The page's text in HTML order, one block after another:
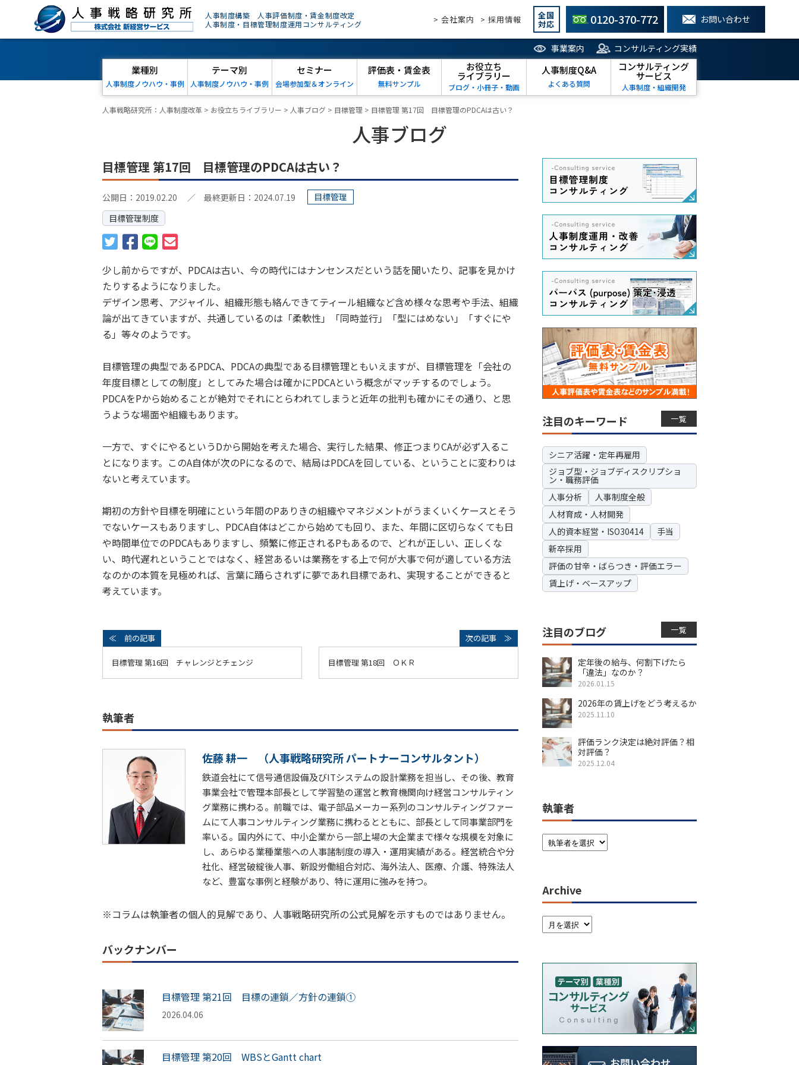
人事制度構築 人事評価制度・賃金制度改定
人事制度・目標管理制度運用コンサルティング
> 会社案内 > 採用情報 全国
対応 0120-370-772 お問い合わせ
事業案内 コンサルティング実績
業種別
人事制度ノウハウ・事例
テーマ別
人事制度ノウハウ・事例
セミナー
会場参加型＆オンライン
評価表・賃金表
無料サンプル
お役立ち
ライブラリー
ブログ・小冊子・動画
人事制度Q&A
よくある質問
コンサルティング
サービス
人事制度・組織開発
人事戦略研究所：人事制度改革 > お役立ちライブラリー > 人事ブログ > 目標管理 > 目標管理 第17回 目標管理のPDCAは古い？
人事ブログ
目標管理 第17回 目標管理のPDCAは古い？
公開日：2019.02.20 ／ 最終更新日：2024.07.19
目標管理
目標管理制度
少し前からですが、PDCAは古い、今の時代にはナンセンスだという話を聞いたり、記事を見かけ
たりするようになりました。
デザイン思考、アジャイル、組織形態も絡んできてティール組織など含め様々な思考や手法、組織
論が出てきていますが、共通しているのは「柔軟性」「同時並行」「型にはめない」「すぐにや
る」等々のようです。
目標管理の典型であるPDCA、PDCAの典型である目標管理ともいえますが、目標管理を「会社の
年度目標としての制度」としてみた場合は確かにPDCAという概念がマッチするのでしょう。
PDCAをPから始めることが絶対でそれにとらわれてしまうと近年の批判も確かにその通り、と思
うような場面や組織もあります。
一方で、すぐにやるというDから開始を考えた場合、実行した結果、修正つまりCAが必ず入るこ
とになります。このA自体が次のPになるので、結局はPDCAを回している、ということに変わりは
ないと考えています。
期初の方針や目標を明確にという年間のPありきの組織やマネジメントがうまくいくケースとそう
でないケースもありますし、PDCA自体はどこから始めても回り、また、年間に区切らなくても日
や時間単位でのPDCAもありますし、頻繁に修正されるPもあるので、どれが正しい、正しくな
い、時代遅れということではなく、経営あるいは業務をする上で何が大事で何が適している方法
なのかの本質を見極めれば、言葉に踊らされずに夢であれ目標であれ、実現することができると
考えています。
目標管理 第16回 チャレンジとチェンジ 目標管理 第18回 ＯＫＲ
執筆者
佐藤 耕一 （人事戦略研究所 パートナーコンサルタント）
鉄道会社にて信号通信設備及びITシステムの設計業務を担当し、その後、教育
事業会社で管理本部長として学習塾の運営と教育機関向け経営コンサルティン
グ業務に携わる。前職では、電子部品メーカー系列のコンサルティングファー
ムにて人事コンサルティング業務に携わるとともに、部長として同事業部門を
率いる。国内外にて、中小企業から一部上場の大企業まで様々な規模を対象に
し、あらゆる業種業態への人事諸制度の導入・運用実績がある。経営統合や分
社化、経営破綻後人事、新設労働組合対応、海外法人、医療、介護、特殊法人
など、豊富な事例と経験があり、特に運用に強みを持つ。
※コラムは執筆者の個人的見解であり、人事戦略研究所の公式見解を示すものではありません。
バックナンバー
目標管理 第21回 目標の連鎖／方針の連鎖①
2026.04.06
目標管理 第20回 WBSとGantt chart
一覧
注目のキーワード
シニア活躍・定年再雇用
ジョブ型・ジョブディスクリプショ
ン・職務評価
人事分析
人事制度全般
人材育成・人材開発
人的資本経営・ISO30414
手当
新卒採用
評価の甘辛・ばらつき・評価エラー
賃上げ・ベースアップ
一覧
注目のブログ
定年後の給与、何割下げたら
「違法」なのか？
2026.01.15
2026年の賃上げをどう考えるか
2025.11.10
評価ランク決定は絶対評価？相
対評価？
2025.12.04
執筆者
Archive